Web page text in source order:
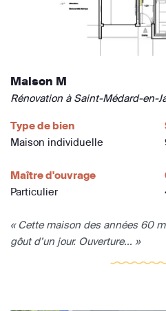
Maison M
Rénovation à Saint-Médard-en-
Type de bien
Maison individuelle
Maître d'ouvrage
Particulier
« Cette maison des années 60
gôut d’un jour. Ouverture... »